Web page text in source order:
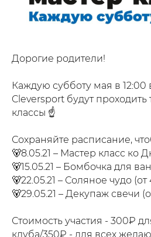
Дорогие родители!
Каждую субботу мая в 12:00
Cleversport будут
классы ☝️
Сохраняйте расписание,
🐻8.05.21 – Мастер класс ко
🐻15.05.21 – Бомбочка для
🐻22.05.21 – Соляное чудо (от
🐻29.05.21 – Декупаж свечи
Стоимость участия - 300₽
клуба/350₽ - для всех